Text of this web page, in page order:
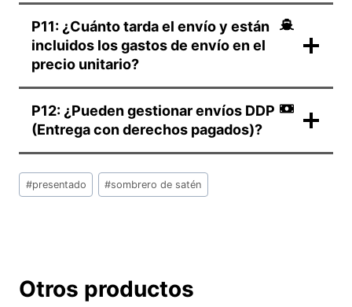
P11: ¿Cuánto tarda el envío y están
incluidos los gastos de envío en el
precio unitario?
P12: ¿Pueden gestionar envíos DDP
(Entrega con derechos pagados)?
Etiquetas
de
#presentado #sombrero de satén
Otros productos